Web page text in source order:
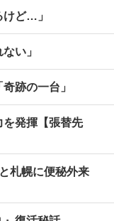
けど…」
い」
跡の一台」
発揮【張替先
札幌に便秘外来